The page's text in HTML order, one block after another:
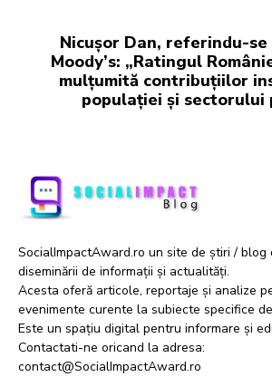
Nicușor Dan, referindu-se
Moody’s: „Ratingul
mulțumită contribuțiilor
populației și sectorului
SocialImpactAward.ro un site de știri / blog
diseminării de informații și actualități.
Acesta oferă articole, reportaje și analize
evenimente curente la subiecte specifice
Este un spațiu digital pentru informare și
Contactati-ne oricand la adresa:
contact@SocialImpactAward.ro